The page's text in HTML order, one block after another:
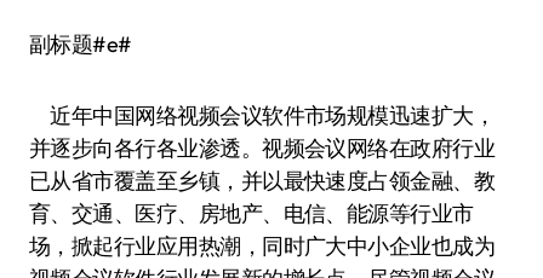
副标题#e#
近年中国网络视频会议软件市场规模迅速扩大，
并逐步向各行各业渗透。视频会议网络在政府行业
已从省市覆盖至乡镇，并以最快速度占领金融、教
育、交通、医疗、房地产、电信、能源等行业市
场，掀起行业应用热潮，同时广大中小企业也成为